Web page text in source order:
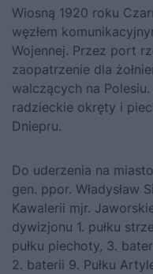
Wiosną 1920 roku
węzłem
Wojennej. Przez port
zaopatrzenie dla
walczących na
radzieckie okręty i
Dniepru.
Do uderzenia na
gen. ppor. Władysław
Kawalerii mjr.
dywizjonu 1. pułku
pułku piechoty, 3.
2. baterii 9. Pułku